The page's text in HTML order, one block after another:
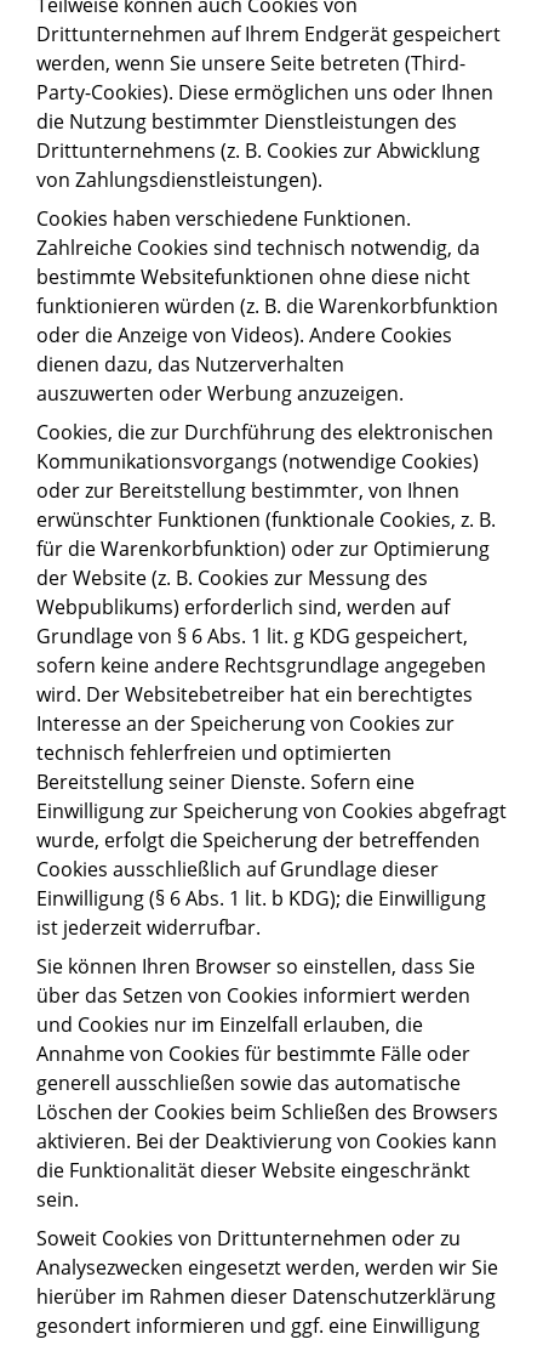
Drittunternehmen auf Ihrem Endgerät gespeichert
werden, wenn Sie unsere Seite betreten (Third-
Party-Cookies). Diese ermöglichen uns oder Ihnen
die Nutzung bestimmter Dienstleistungen des
Drittunternehmens (z. B. Cookies zur Abwicklung
von Zahlungsdienstleistungen).
Cookies haben verschiedene Funktionen.
Zahlreiche Cookies sind technisch notwendig, da
bestimmte Websitefunktionen ohne diese nicht
funktionieren würden (z. B. die Warenkorbfunktion
oder die Anzeige von Videos). Andere Cookies
dienen dazu, das Nutzerverhalten
auszuwerten oder Werbung anzuzeigen.
Cookies, die zur Durchführung des elektronischen
Kommunikationsvorgangs (notwendige Cookies)
oder zur Bereitstellung bestimmter, von Ihnen
erwünschter Funktionen (funktionale Cookies, z. B.
für die Warenkorbfunktion) oder zur Optimierung
der Website (z. B. Cookies zur Messung des
Webpublikums) erforderlich sind, werden auf
Grundlage von § 6 Abs. 1 lit. g KDG gespeichert,
sofern keine andere Rechtsgrundlage angegeben
wird. Der Websitebetreiber hat ein berechtigtes
Interesse an der Speicherung von Cookies zur
technisch fehlerfreien und optimierten
Bereitstellung seiner Dienste. Sofern eine
Einwilligung zur Speicherung von Cookies abgefragt
wurde, erfolgt die Speicherung der betreffenden
Cookies ausschließlich auf Grundlage dieser
Einwilligung (§ 6 Abs. 1 lit. b KDG); die Einwilligung
ist jederzeit widerrufbar.
Sie können Ihren Browser so einstellen, dass Sie
über das Setzen von Cookies informiert werden
und Cookies nur im Einzelfall erlauben, die
Annahme von Cookies für bestimmte Fälle oder
generell ausschließen sowie das automatische
Löschen der Cookies beim Schließen des Browsers
aktivieren. Bei der Deaktivierung von Cookies kann
die Funktionalität dieser Website eingeschränkt
sein.
Soweit Cookies von Drittunternehmen oder zu
Analysezwecken eingesetzt werden, werden wir Sie
hierüber im Rahmen dieser Datenschutzerklärung
gesondert informieren und ggf. eine Einwilligung